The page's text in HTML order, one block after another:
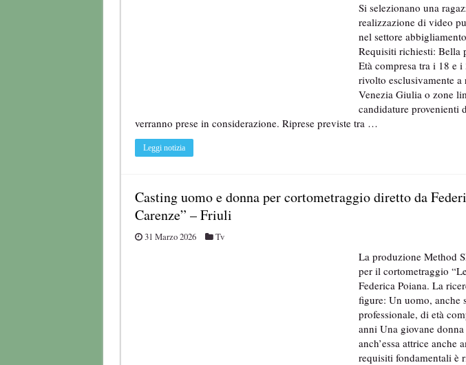
Si selezionano una
realizzazione di video
nel settore
Requisiti richiesti: Bella
Età compresa tra i 18 e
rivolto esclusivamente
Venezia Giulia o zone
candidature provenienti
verranno prese in considerazione. Riprese previste tra …
Leggi notizia
Casting uomo e donna per cortometraggio diretto da
Carenze” – Friuli
31 Marzo 2026 Tv
La produzione Method
per il cortometraggio
Federica Poiana. La
figure: Un uomo, anche
professionale, di età
anni Una giovane
anch’essa attrice anche
requisiti fondamentali è